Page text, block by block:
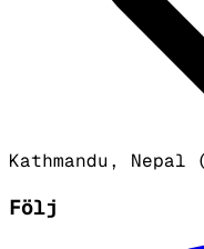
Kathmandu, Nepal
Följ